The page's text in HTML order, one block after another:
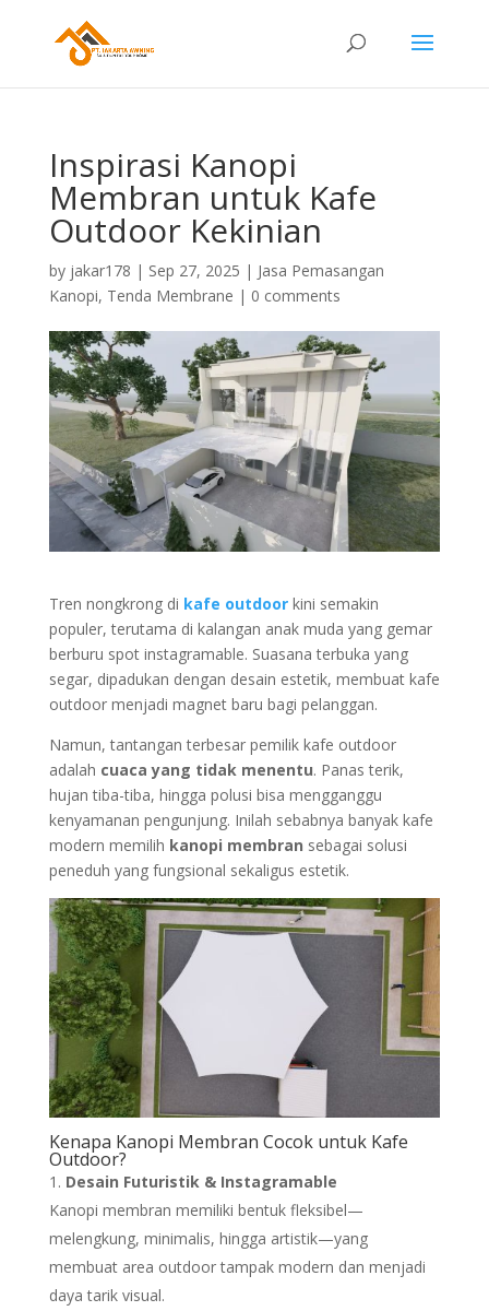
Inspirasi Kanopi
Membran untuk Kafe
Outdoor Kekinian
by jakar178 | Sep 27, 2025 | Jasa Pemasangan
Kanopi, Tenda Membrane | 0 comments
Tren nongkrong di kafe outdoorkini semakin
populer, terutama di kalangan anak muda yang gemar
berburu spot instagramable. Suasana terbuka yang
segar, dipadukan dengan desain estetik, membuat kafe
outdoor menjadi magnet baru bagi pelanggan.
Namun, tantangan terbesar pemilik kafe outdoor
adalah cuaca yang tidak menentu. Panas terik,
hujan tiba-tiba, hingga polusi bisa mengganggu
kenyamanan pengunjung. Inilah sebabnya banyak kafe
modern memilih kanopi membran sebagai solusi
peneduh yang fungsional sekaligus estetik.
Kenapa Kanopi Membran Cocok untuk Kafe
Outdoor?
Desain Futuristik & Instagramable
Kanopi membran memiliki bentuk fleksibel—
melengkung, minimalis, hingga artistik—yang
membuat area outdoor tampak modern dan menjadi
daya tarik visual.